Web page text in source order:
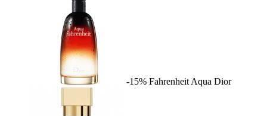
-15% Fahrenheit Aqua Dior